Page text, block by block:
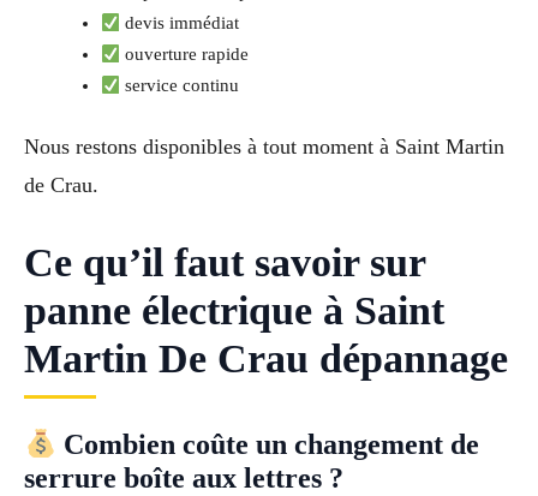
devis immédiat
ouverture rapide
service continu
Nous restons disponibles à tout moment à Saint Martin
de Crau.
Ce qu’il faut savoir sur
panne électrique à Saint
Martin De Crau dépannage
Combien coûte un changement de
serrure boîte aux lettres ?